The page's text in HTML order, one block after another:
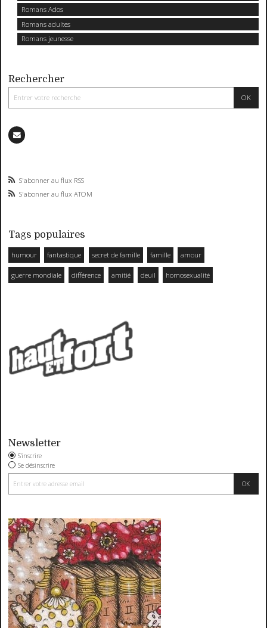
Romans Ados
Romans adultes
Romans jeunesse
Rechercher
S'abonner au flux RSS
S'abonner au flux ATOM
Tags populaires
humour fantastique secret de famille famille amour
guerre mondiale différence amitié deuil homosexualité
Newsletter
S'inscrire
Se désinscrire